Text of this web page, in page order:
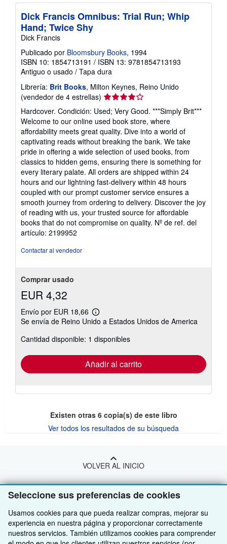
Seleccione sus preferencias de cookies
Usamos cookies para que pueda realizar compras, mejorar su
experiencia en nuestra página y proporcionar correctamente
nuestros servicios. También utilizamos cookies para comprender
Dick Francis Omnibus: Trial Run; Whip
Hand; Twice Shy
Dick Francis
Publicado por Bloomsbury Books, 1994
ISBN 10: 1854713191 / ISBN 13: 9781854713193
Antiguo o usado / Tapa dura
Librería: Brit Books, Milton Keynes, Reino Unido
(vendedor de 4 estrellas) Calificación
del
vendedor:
4
de
5
estrellas
Hardcover. Condición: Used; Very Good. ***Simply Brit***
Welcome to our online used book store, where
affordability meets great quality. Dive into a world of
captivating reads without breaking the bank. We take
pride in offering a wide selection of used books, from
classics to hidden gems, ensuring there is something for
every literary palate. All orders are shipped within 24
hours and our lightning fast-delivery within 48 hours
coupled with our prompt customer service ensures a
smooth journey from ordering to delivery. Discover the joy
of reading with us, your trusted source for affordable
books that do not compromise on quality. Nº de ref. del
artículo: 2199952
Contactar al vendedor
Comprar usado
EUR 4,32
Envío por EUR 18,66
Más
información
las
tarifas
envío
Se envía de Reino Unido a Estados Unidos de America
Cantidad disponible: 1 disponibles
Añadir al carrito
Existen otras 6copia(s) de este libro
Ver todos los resultados de su búsqueda
VOLVER AL INICIO
Compre con nosotros
Búsqueda avanzada
Colecciones
Venda con nosotros
Comenzar a vender
Sobre nosotros